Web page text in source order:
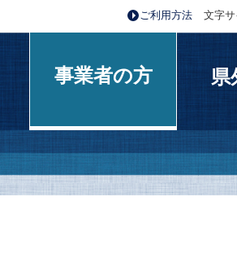
ご利用方法 文字
事業者の方 県